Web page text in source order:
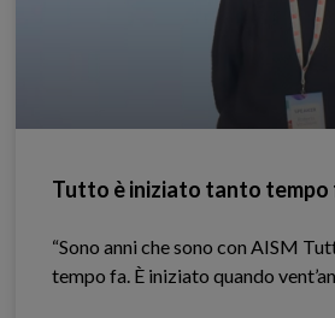
Tutto è iniziato tanto
“Sono anni che sono con AISM
tempo fa. È iniziato quando